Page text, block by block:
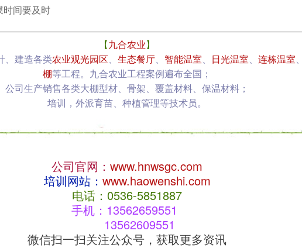
时间要及时
【九合农业】
、建造各类农业观光园区、 生态餐厅、 智能温室、 日光温室、 连栋温室、
棚等工程。九合农业工程案例遍布全国；
公司生产销售各类大棚型材、骨架、覆盖材料、保温材料；
培训，外派育苗、种植管理等技术员。
公司官网： www.hnwsgc.com
培训网站： www.haowenshi.com
电话：0536-5851887
手机：13562659551
13562609551
微信扫一扫关注公众号，获取更多资讯